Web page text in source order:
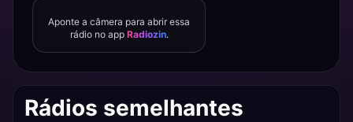
Aponte a câmera para abrir essa
rádio no app Radiozin.
Rádios semelhantes